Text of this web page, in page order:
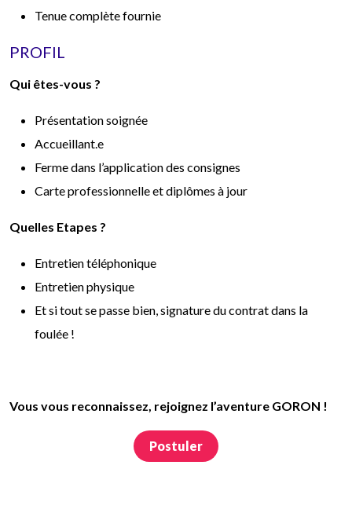
Tenue complète fournie
PROFIL
Qui êtes-vous ?
Présentation soignée
Accueillant.e
Ferme dans l’application des consignes
Carte professionnelle et diplômes à jour
Quelles Etapes ?
Entretien téléphonique
Entretien physique
Et si tout se passe bien, signature du contrat dans la
foulée !
Vous vous reconnaissez, rejoignez l’aventure GORON !
Postuler